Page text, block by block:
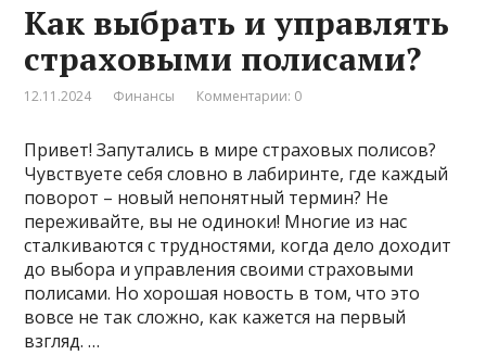
Как выбрать и управлять
страховыми полисами?
12.11.2024 Финансы Комментарии: 0
Привет! Запутались в мире страховых полисов?
Чувствуете себя словно в лабиринте, где каждый
поворот – новый непонятный термин? Не
переживайте, вы не одиноки! Многие из нас
сталкиваются с трудностями, когда дело доходит
до выбора и управления своими страховыми
полисами. Но хорошая новость в том, что это
вовсе не так сложно, как кажется на первый
взгляд. …